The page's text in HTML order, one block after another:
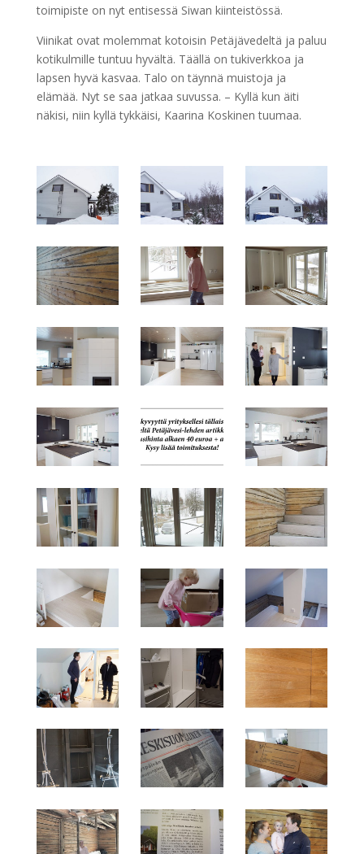
toimipiste on nyt entisessä Siwan kiinteistössä.
Viinikat ovat molemmat kotoisin Petäjävedeltä ja paluu
kotikulmille tuntuu hyvältä. Täällä on tukiverkkoa ja
lapsen hyvä kasvaa. Talo on täynnä muistoja ja
elämää. Nyt se saa jatkaa suvussa. – Kyllä kun äiti
näkisi, niin kyllä tykkäisi, Kaarina Koskinen tuumaa.